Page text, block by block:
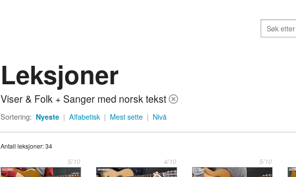
Leksjoner
Viser & Folk + Sanger med norsk tekst
Sortering: Nyeste | Alfabetisk | Mest sette | Nivå
Antall leksjoner: 34
5/10 4/10 5/10